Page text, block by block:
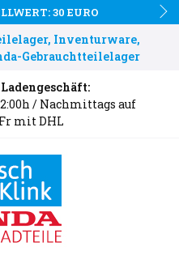
30 EURO
Inventurware,
Gebrauchtteilelager
/ Nachmittags auf
mit DHL